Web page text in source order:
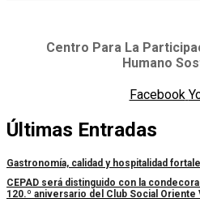
Centro Para La
Humano
Facebook
Últimas Entradas
Gastronomía, calidad y hospitalidad
CEPAD será distinguido con la
120.º aniversario del Club Social Oriente